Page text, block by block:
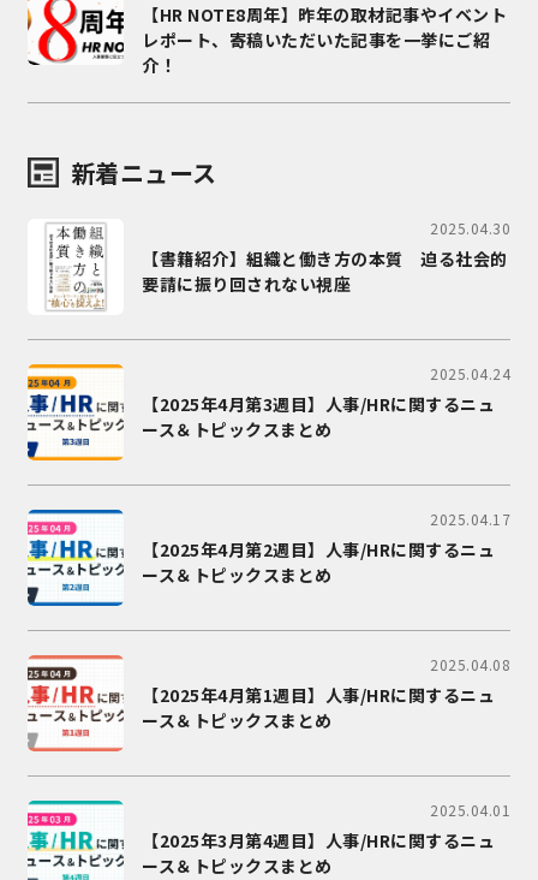
【HR NOTE8周年】昨年の取材記事やイベント
レポート、寄稿いただいた記事を一挙にご紹
介！
新着ニュース
2025.04.30
【書籍紹介】組織と働き方の本質 迫る社会的
要請に振り回されない視座
2025.04.24
【2025年4月第3週目】人事/HRに関するニュ
ース＆トピックスまとめ
2025.04.17
【2025年4月第2週目】人事/HRに関するニュ
ース＆トピックスまとめ
2025.04.08
【2025年4月第1週目】人事/HRに関するニュ
ース＆トピックスまとめ
2025.04.01
【2025年3月第4週目】人事/HRに関するニュ
ース＆トピックスまとめ